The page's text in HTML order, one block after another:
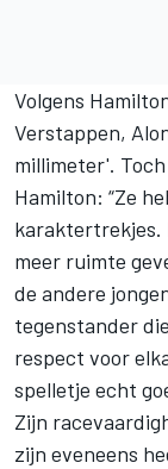
Volgens
Verstappen,
millimeter'.
Hamilton: “Ze
karaktertrekjes.
meer ruimte
de andere
tegenstander
respect voor
spelletje echt
Zijn
zijn eveneens